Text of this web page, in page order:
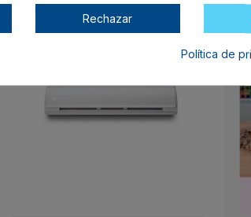
-139,98 €
Rechazar
Política de